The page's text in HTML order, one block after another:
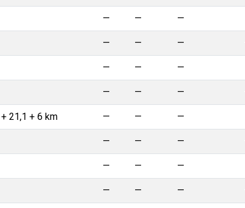
— — —
— — —
— — —
— — —
21,1 + 6 km — — —
— — —
— — —
— — —